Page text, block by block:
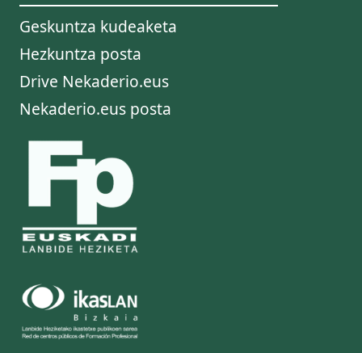
Geskuntza kudeaketa
Hezkuntza posta
Drive Nekaderio.eus
Nekaderio.eus posta